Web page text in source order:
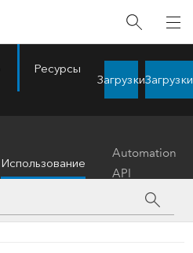
Ресурсы
ЗагрузкиЗагрузки
Использование
Automation
API